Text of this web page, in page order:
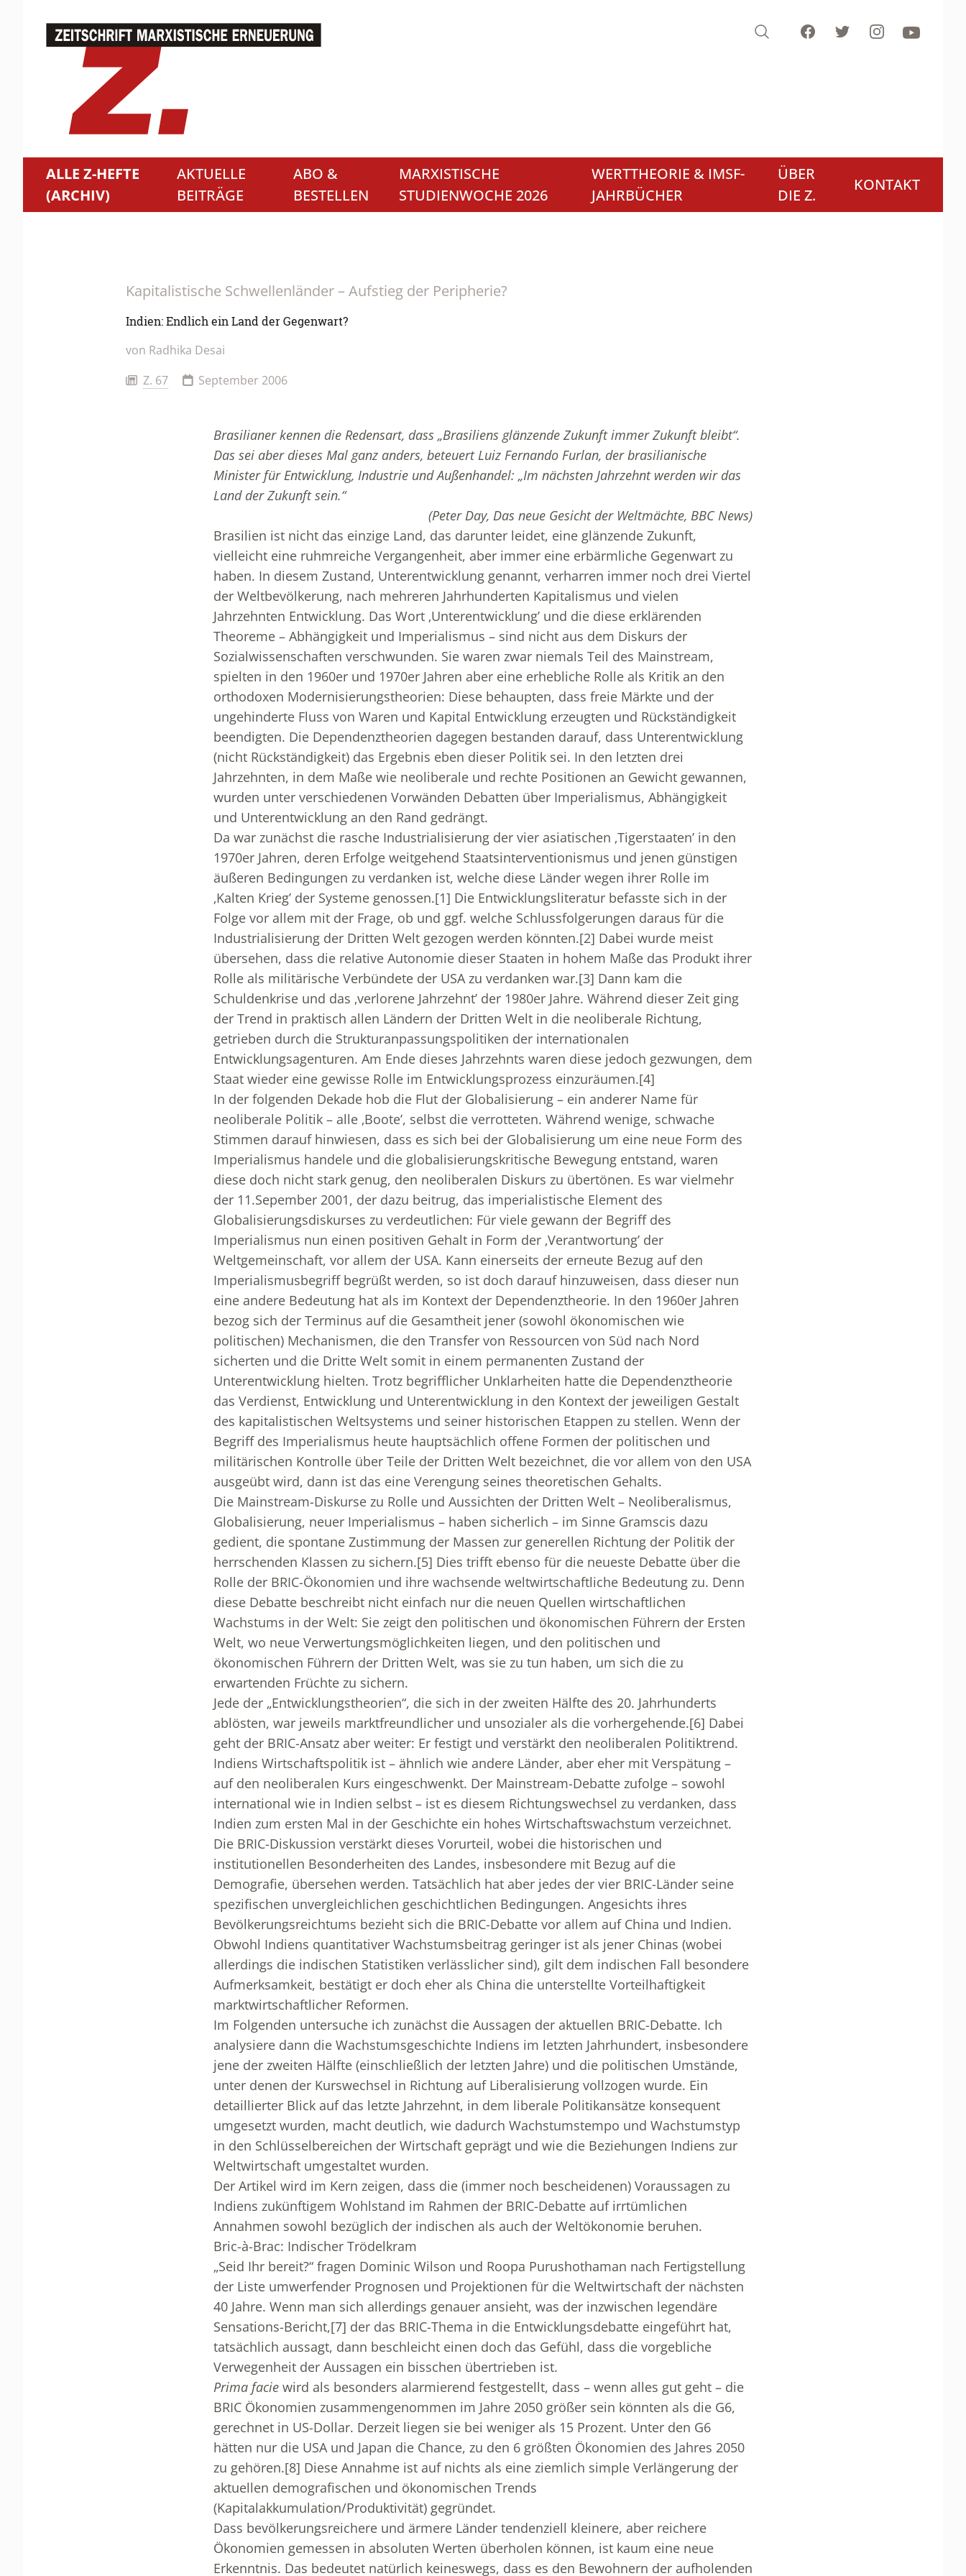
Search FacebookTwitterInstagramYoutube
ALLE Z-HEFTE
(ARCHIV)
AKTUELLE
BEITRÄGE
ABO &
BESTELLEN
MARXISTISCHE
STUDIENWOCHE 2026
WERTTHEORIE & IMSF-
JAHRBÜCHER
ÜBER
DIE Z.
KONTAKT
Kapitalistische Schwellenländer – Aufstieg der Peripherie?
Indien: Endlich ein Land der Gegenwart?
von Radhika Desai
Z. 67
September 2006
Brasilianer kennen die Redensart, dass „Brasiliens glänzende Zukunft immer Zukunft bleibt“.
Das sei aber dieses Mal ganz anders, beteuert Luiz Fernando Furlan, der brasilianische
Minister für Entwicklung, Industrie und Außenhandel: „Im nächsten Jahrzehnt werden wir das
Land der Zukunft sein.“
(Peter Day, Das neue Gesicht der Weltmächte, BBC News)
Brasilien ist nicht das einzige Land, das darunter leidet, eine glänzende Zukunft,
vielleicht eine ruhmreiche Vergangenheit, aber immer eine erbärmliche Gegenwart zu
haben. In diesem Zustand, Unterentwicklung genannt, verharren immer noch drei Viertel
der Weltbevölkerung, nach mehreren Jahrhunderten Kapitalismus und vielen
Jahrzehnten Entwicklung. Das Wort ‚Unterentwicklung’ und die diese erklärenden
Theoreme – Abhängigkeit und Imperialismus – sind nicht aus dem Diskurs der
Sozialwissenschaften verschwunden. Sie waren zwar niemals Teil des Mainstream,
spielten in den 1960er und 1970er Jahren aber eine erhebliche Rolle als Kritik an den
orthodoxen Modernisierungstheorien: Diese behaupten, dass freie Märkte und der
ungehinderte Fluss von Waren und Kapital Entwicklung erzeugten und Rückständigkeit
beendigten. Die Dependenztheorien dagegen bestanden darauf, dass Unterentwicklung
(nicht Rückständigkeit) das Ergebnis eben dieser Politik sei. In den letzten drei
Jahrzehnten, in dem Maße wie neoliberale und rechte Positionen an Gewicht gewannen,
wurden unter verschiedenen Vorwänden Debatten über Imperialismus, Abhängigkeit
und Unterentwicklung an den Rand gedrängt.
Da war zunächst die rasche Industrialisierung der vier asiatischen ‚Tigerstaaten’ in den
1970er Jahren, deren Erfolge weitgehend Staatsinterventionismus und jenen günstigen
äußeren Bedingungen zu verdanken ist, welche diese Länder wegen ihrer Rolle im
‚Kalten Krieg’ der Systeme genossen.[1] Die Entwicklungsliteratur befasste sich in der
Folge vor allem mit der Frage, ob und ggf. welche Schlussfolgerungen daraus für die
Industrialisierung der Dritten Welt gezogen werden könnten.[2] Dabei wurde meist
übersehen, dass die relative Autonomie dieser Staaten in hohem Maße das Produkt ihrer
Rolle als militärische Verbündete der USA zu verdanken war.[3] Dann kam die
Schuldenkrise und das ‚verlorene Jahrzehnt’ der 1980er Jahre. Während dieser Zeit ging
der Trend in praktisch allen Ländern der Dritten Welt in die neoliberale Richtung,
getrieben durch die Strukturanpassungspolitiken der internationalen
Entwicklungsagenturen. Am Ende dieses Jahrzehnts waren diese jedoch gezwungen, dem
Staat wieder eine gewisse Rolle im Entwicklungsprozess einzuräumen.[4]
In der folgenden Dekade hob die Flut der Globalisierung – ein anderer Name für
neoliberale Politik – alle ‚Boote’, selbst die verrotteten. Während wenige, schwache
Stimmen darauf hinwiesen, dass es sich bei der Globalisierung um eine neue Form des
Imperialismus handele und die globalisierungskritische Bewegung entstand, waren
diese doch nicht stark genug, den neoliberalen Diskurs zu übertönen. Es war vielmehr
der 11.Sepember 2001, der dazu beitrug, das imperialistische Element des
Globalisierungsdiskurses zu verdeutlichen: Für viele gewann der Begriff des
Imperialismus nun einen positiven Gehalt in Form der ‚Verantwortung’ der
Weltgemeinschaft, vor allem der USA. Kann einerseits der erneute Bezug auf den
Imperialismusbegriff begrüßt werden, so ist doch darauf hinzuweisen, dass dieser nun
eine andere Bedeutung hat als im Kontext der Dependenztheorie. In den 1960er Jahren
bezog sich der Terminus auf die Gesamtheit jener (sowohl ökonomischen wie
politischen) Mechanismen, die den Transfer von Ressourcen von Süd nach Nord
sicherten und die Dritte Welt somit in einem permanenten Zustand der
Unterentwicklung hielten. Trotz begrifflicher Unklarheiten hatte die Dependenztheorie
das Verdienst, Entwicklung und Unterentwicklung in den Kontext der jeweiligen Gestalt
des kapitalistischen Weltsystems und seiner historischen Etappen zu stellen. Wenn der
Begriff des Imperialismus heute hauptsächlich offene Formen der politischen und
militärischen Kontrolle über Teile der Dritten Welt bezeichnet, die vor allem von den USA
ausgeübt wird, dann ist das eine Verengung seines theoretischen Gehalts.
Die Mainstream-Diskurse zu Rolle und Aussichten der Dritten Welt – Neoliberalismus,
Globalisierung, neuer Imperialismus – haben sicherlich – im Sinne Gramscis dazu
gedient, die spontane Zustimmung der Massen zur generellen Richtung der Politik der
herrschenden Klassen zu sichern.[5] Dies trifft ebenso für die neueste Debatte über die
Rolle der BRIC-Ökonomien und ihre wachsende weltwirtschaftliche Bedeutung zu. Denn
diese Debatte beschreibt nicht einfach nur die neuen Quellen wirtschaftlichen
Wachstums in der Welt: Sie zeigt den politischen und ökonomischen Führern der Ersten
Welt, wo neue Verwertungsmöglichkeiten liegen, und den politischen und
ökonomischen Führern der Dritten Welt, was sie zu tun haben, um sich die zu
erwartenden Früchte zu sichern.
Jede der „Entwicklungstheorien“, die sich in der zweiten Hälfte des 20. Jahrhunderts
ablösten, war jeweils marktfreundlicher und unsozialer als die vorhergehende.[6] Dabei
geht der BRIC-Ansatz aber weiter: Er festigt und verstärkt den neoliberalen Politiktrend.
Indiens Wirtschaftspolitik ist – ähnlich wie andere Länder, aber eher mit Verspätung –
auf den neoliberalen Kurs eingeschwenkt. Der Mainstream-Debatte zufolge – sowohl
international wie in Indien selbst – ist es diesem Richtungswechsel zu verdanken, dass
Indien zum ersten Mal in der Geschichte ein hohes Wirtschaftswachstum verzeichnet.
Die BRIC-Diskussion verstärkt dieses Vorurteil, wobei die historischen und
institutionellen Besonderheiten des Landes, insbesondere mit Bezug auf die
Demografie, übersehen werden. Tatsächlich hat aber jedes der vier BRIC-Länder seine
spezifischen unvergleichlichen geschichtlichen Bedingungen. Angesichts ihres
Bevölkerungsreichtums bezieht sich die BRIC-Debatte vor allem auf China und Indien.
Obwohl Indiens quantitativer Wachstumsbeitrag geringer ist als jener Chinas (wobei
allerdings die indischen Statistiken verlässlicher sind), gilt dem indischen Fall besondere
Aufmerksamkeit, bestätigt er doch eher als China die unterstellte Vorteilhaftigkeit
marktwirtschaftlicher Reformen.
Im Folgenden untersuche ich zunächst die Aussagen der aktuellen BRIC-Debatte. Ich
analysiere dann die Wachstumsgeschichte Indiens im letzten Jahrhundert, insbesondere
jene der zweiten Hälfte (einschließlich der letzten Jahre) und die politischen Umstände,
unter denen der Kurswechsel in Richtung auf Liberalisierung vollzogen wurde. Ein
detaillierter Blick auf das letzte Jahrzehnt, in dem liberale Politikansätze konsequent
umgesetzt wurden, macht deutlich, wie dadurch Wachstumstempo und Wachstumstyp
in den Schlüsselbereichen der Wirtschaft geprägt und wie die Beziehungen Indiens zur
Weltwirtschaft umgestaltet wurden.
Der Artikel wird im Kern zeigen, dass die (immer noch bescheidenen) Voraussagen zu
Indiens zukünftigem Wohlstand im Rahmen der BRIC-Debatte auf irrtümlichen
Annahmen sowohl bezüglich der indischen als auch der Weltökonomie beruhen.
Bric-à-Brac: Indischer Trödelkram
„Seid Ihr bereit?“ fragen Dominic Wilson und Roopa Purushothaman nach Fertigstellung
der Liste umwerfender Prognosen und Projektionen für die Weltwirtschaft der nächsten
40 Jahre. Wenn man sich allerdings genauer ansieht, was der inzwischen legendäre
Sensations-Bericht,[7] der das BRIC-Thema in die Entwicklungsdebatte eingeführt hat,
tatsächlich aussagt, dann beschleicht einen doch das Gefühl, dass die vorgebliche
Verwegenheit der Aussagen ein bisschen übertrieben ist.
Prima facie wird als besonders alarmierend festgestellt, dass – wenn alles gut geht – die
BRIC Ökonomien zusammengenommen im Jahre 2050 größer sein könnten als die G6,
gerechnet in US-Dollar. Derzeit liegen sie bei weniger als 15 Prozent. Unter den G6
hätten nur die USA und Japan die Chance, zu den 6 größten Ökonomien des Jahres 2050
zu gehören.[8] Diese Annahme ist auf nichts als eine ziemlich simple Verlängerung der
aktuellen demografischen und ökonomischen Trends
(Kapitalakkumulation/Produktivität) gegründet.
Dass bevölkerungsreichere und ärmere Länder tendenziell kleinere, aber reichere
Ökonomien gemessen in absoluten Werten überholen können, ist kaum eine neue
Erkenntnis. Das bedeutet natürlich keineswegs, dass es den Bewohnern der aufholenden